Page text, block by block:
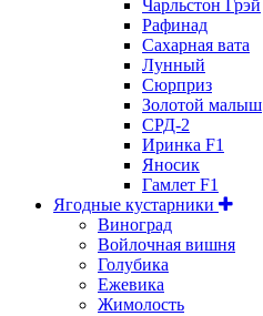
Чарльстон Грэй
Рафинад
Сахарная вата
Лунный
Сюрприз
Золотой малыш
СРД-2
Иринка F1
Яносик
Гамлет F1
Ягодные кустарники
Виноград
Войлочная вишня
Голубика
Ежевика
Жимолость